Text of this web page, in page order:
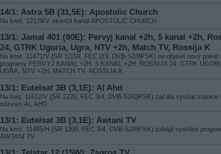
14/1: Astra 5B (31,5E): Apostolic Church
Na kmit. 12129/V skončil kanál APOSTOLIC CHURCH
13/1: Jamal 401 (90E): Pervyj kanal +2h, 5 kanal +2h,
24, GTRK Ugoria, Ugra, NTV +2h, Match TV, Rossija K
Na kmit. 11471/V (SR 11159, FEC 2/3, DVB-S2/8PSK) se objevil nový paket
programy PERVYJ KANAL +2H, 5 KANAL +2H, ROSSIJA 24, GTRK
UGRA, NTV +2H, MATCH TV, ROSSIJA K
13/1: Eutelsat 3B (3,1E): Al Ahd
Na freq. 11612/V (SR 2220, FEC 3/4, DVB-S2/QPSK) začala vysílat stanice
názvem AL AHD
13/1: Eutelsat 3B (3,1E): Awtani TV
Na kmit. 11485/H (SR 1200, FEC 3/4, DVB-S2/8PSK) zahájil vysílání
AWTANI TV